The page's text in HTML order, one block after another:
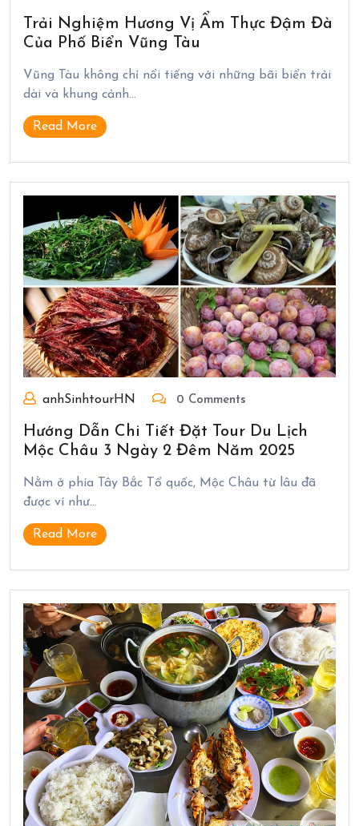
Trải Nghiệm Hương Vị Ẩm Thực Đậm Đà
Của Phố Biển Vũng Tàu
Vũng Tàu không chỉ nổi tiếng với những bãi biển trải
dài và khung cảnh…
Read More
anhSinhtourHN 0 Comments
Hướng Dẫn Chi Tiết Đặt Tour Du Lịch
Mộc Châu 3 Ngày 2 Đêm Năm 2025
Nằm ở phía Tây Bắc Tổ quốc, Mộc Châu từ lâu đã
được ví như…
Read More